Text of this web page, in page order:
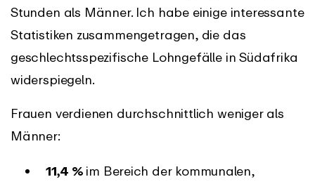
Stunden als Männer. Ich habe einige interessante
Statistiken zusammengetragen, die das
geschlechtsspezifische Lohngefälle in Südafrika
widerspiegeln.
Frauen verdienen durchschnittlich weniger als
Männer:
11,4 %im Bereich der kommunalen,